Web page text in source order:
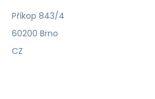
Příkop 843/4
60200 Brno
CZ